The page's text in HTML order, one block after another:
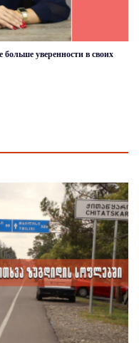
уверенности в своих